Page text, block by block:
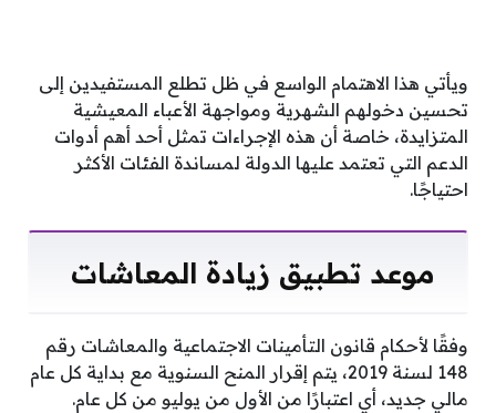
ويأتي هذا الاهتمام الواسع في ظل تطلع المستفيدين إلى
تحسين دخولهم الشهرية ومواجهة الأعباء المعيشية
المتزايدة، خاصة أن هذه الإجراءات تمثل أحد أهم أدوات
الدعم التي تعتمد عليها الدولة لمساندة الفئات الأكثر
احتياجًا.
موعد تطبيق زيادة المعاشات
​وفقًا لأحكام قانون التأمينات الاجتماعية والمعاشات رقم
148 لسنة 2019، يتم إقرار المنح السنوية مع بداية كل عام
مالي جديد، أي اعتبارًا من الأول من يوليو من كل عام.